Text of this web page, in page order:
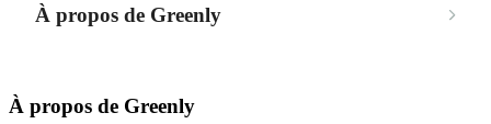
À propos de Greenly
À propos de Greenly